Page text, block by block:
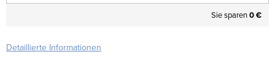
Sie sparen0 €
Detaillierte Informationen